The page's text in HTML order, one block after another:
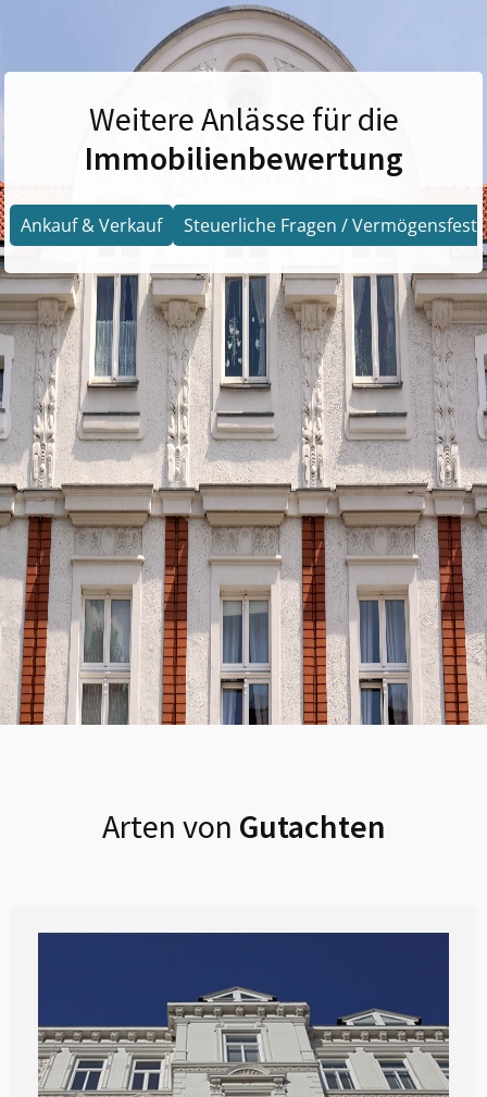
Weitere Anlässe für die
Immobilienbewertung
Ankauf & Verkauf Steuerliche Fragen /
Arten von Gutachten